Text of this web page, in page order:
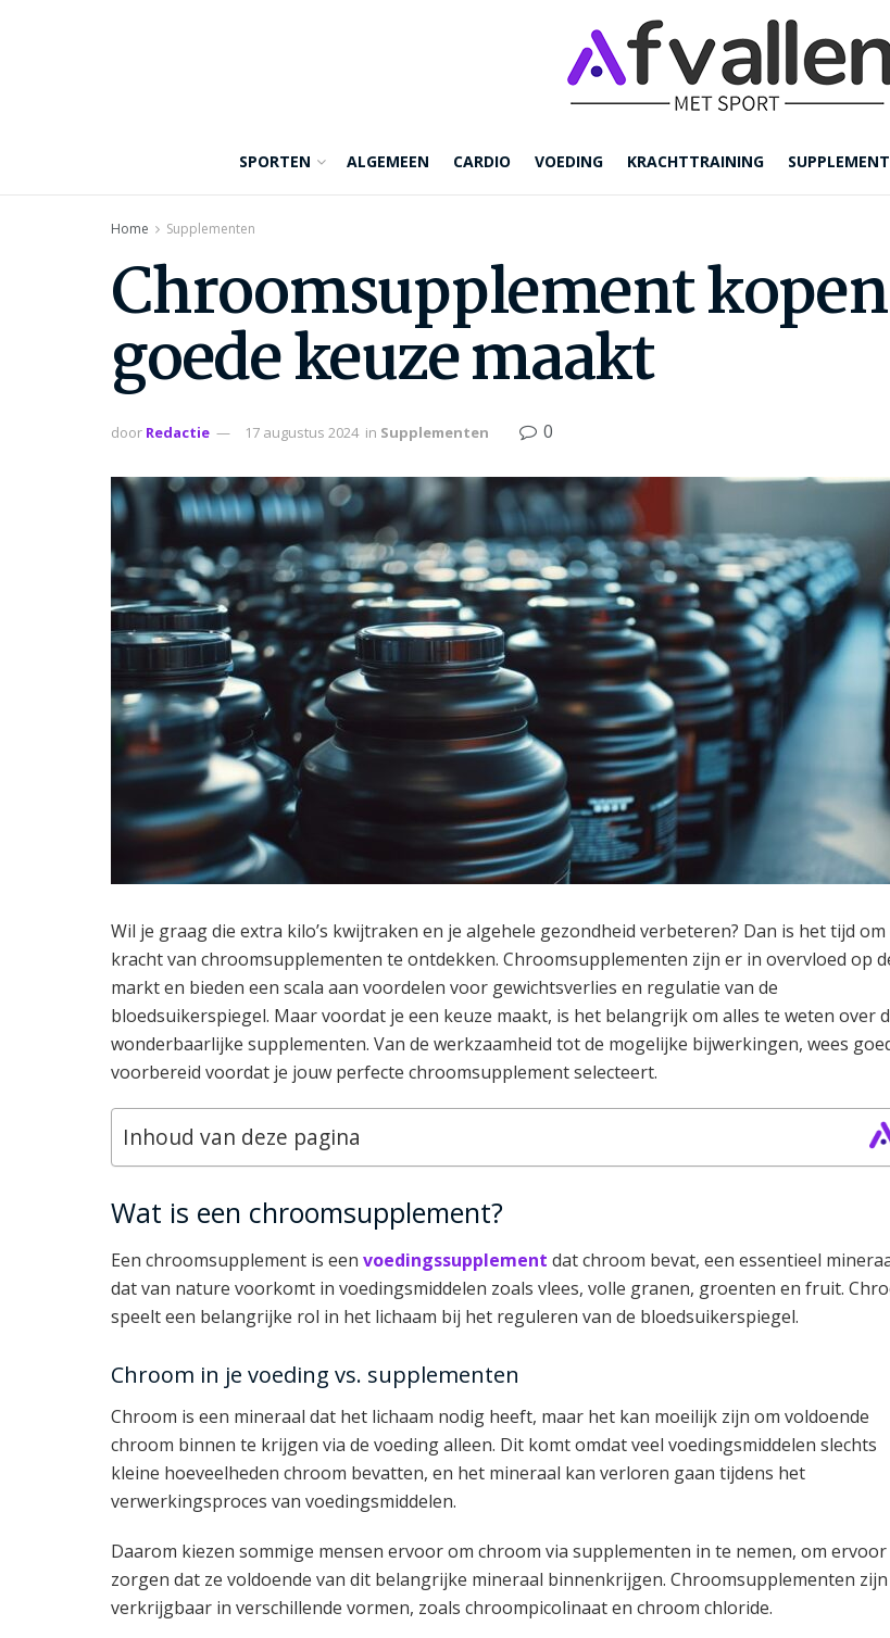
SPORTEN ALGEMEEN CARDIO VOEDING KRACHTTRAINING
Home Supplementen
Chroomsupplement
goede keuze maakt
door Redactie 17 augustus 2024 in Supplementen 0
Wil je graag die extra kilo’s kwijtraken en je algehele gezondheid verbeteren? Dan is het tijd om
kracht van chroomsupplementen te ontdekken. Chroomsupplementen zijn er in overvloed op
markt en bieden een scala aan voordelen voor gewichtsverlies en regulatie van de
bloedsuikerspiegel. Maar voordat je een keuze maakt, is het belangrijk om alles te weten over
wonderbaarlijke supplementen. Van de werkzaamheid tot de mogelijke bijwerkingen, wees
voorbereid voordat je jouw perfecte chroomsupplement selecteert.
Inhoud van deze pagina
Wat is een chroomsupplement?
Een chroomsupplement is een voedingssupplement dat chroom bevat, een essentieel
dat van nature voorkomt in voedingsmiddelen zoals vlees, volle granen, groenten en fruit.
speelt een belangrijke rol in het lichaam bij het reguleren van de bloedsuikerspiegel.
Chroom in je voeding vs. supplementen
Chroom is een mineraal dat het lichaam nodig heeft, maar het kan moeilijk zijn om voldoende
chroom binnen te krijgen via de voeding alleen. Dit komt omdat veel voedingsmiddelen slechts
kleine hoeveelheden chroom bevatten, en het mineraal kan verloren gaan tijdens het
verwerkingsproces van voedingsmiddelen.
Daarom kiezen sommige mensen ervoor om chroom via supplementen in te nemen, om ervoor
zorgen dat ze voldoende van dit belangrijke mineraal binnenkrijgen. Chroomsupplementen zijn
verkrijgbaar in verschillende vormen, zoals chroompicolinaat en chroom chloride.